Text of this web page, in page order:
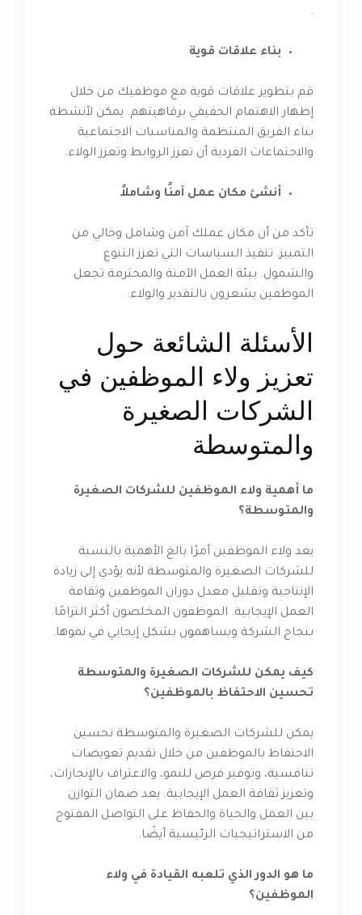
.
بناء علاقات قوية
قم بتطوير علاقات قوية مع موظفيك من خلال
إظهار الاهتمام الحقيقي برفاهيتهم. يمكن لأنشطة
بناء الفريق المنتظمة والمناسبات الاجتماعية
والاجتماعات الفردية أن تعزز الروابط وتعزز الولاء.
أنشئ مكان عمل آمنًا وشاملاً
تأكد من أن مكان عملك آمن وشامل وخالي من
التمييز. تنفيذ السياسات التي تعزز التنوع
والشمول. بيئة العمل الآمنة والمحترمة تجعل
الموظفين يشعرون بالتقدير والولاء.
الأسئلة الشائعة حول
تعزيز ولاء الموظفين في
الشركات الصغيرة
والمتوسطة
ما أهمية ولاء الموظفين للشركات الصغيرة
والمتوسطة؟
يعد ولاء الموظفين أمرًا بالغ الأهمية بالنسبة
للشركات الصغيرة والمتوسطة لأنه يؤدي إلى زيادة
الإنتاجية وتقليل معدل دوران الموظفين وثقافة
العمل الإيجابية. الموظفون المخلصون أكثر التزامًا
بنجاح الشركة ويساهمون بشكل إيجابي في نموها.
كيف يمكن للشركات الصغيرة والمتوسطة
تحسين الاحتفاظ بالموظفين؟
يمكن للشركات الصغيرة والمتوسطة تحسين
الاحتفاظ بالموظفين من خلال تقديم تعويضات
تنافسية، وتوفير فرص للنمو، والاعتراف بالإنجازات،
وتعزيز ثقافة العمل الإيجابية. يعد ضمان التوازن
بين العمل والحياة والحفاظ على التواصل المفتوح
من الاستراتيجيات الرئيسية أيضًا.
ما هو الدور الذي تلعبه القيادة في ولاء
الموظفين؟